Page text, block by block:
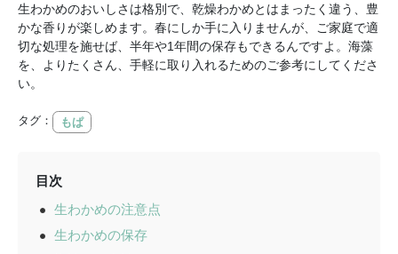
生わかめのおいしさは格別で、乾燥わかめとはまったく違う、豊
かな香りが楽しめます。春にしか手に入りませんが、ご家庭で適
切な処理を施せば、半年や1年間の保存もできるんですよ。海藻
を、よりたくさん、手軽に取り入れるためのご参考にしてくださ
い。
タグ： もぱ
目次
生わかめの注意点
生わかめの保存